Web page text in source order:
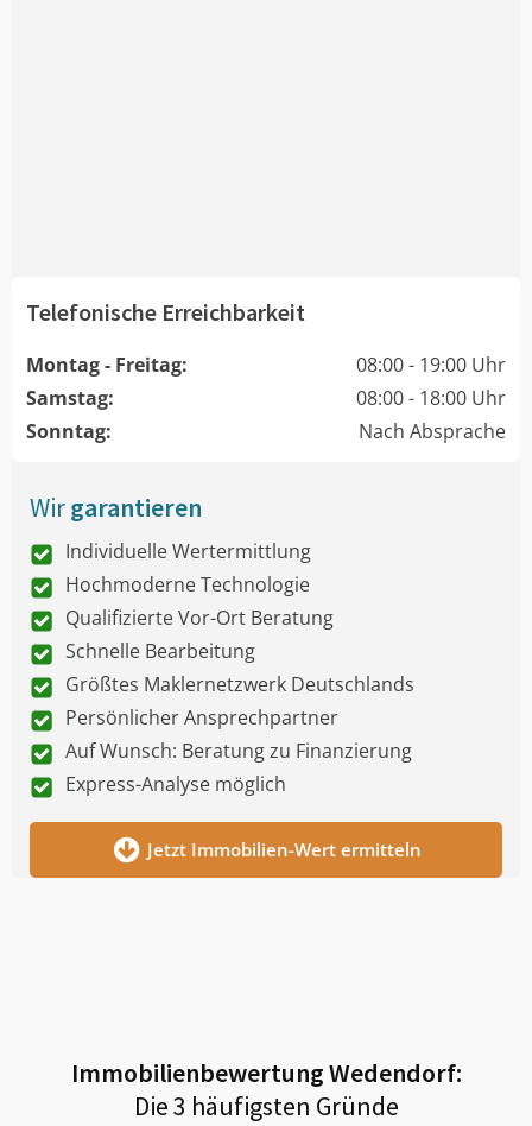
Telefonische Erreichbarkeit
Montag - Freitag:
08:00 - 19:00 Uhr
Samstag:
08:00 - 18:00 Uhr
Sonntag:
Nach Absprache
Wirgarantieren
Individuelle Wertermittlung
Hochmoderne Technologie
Qualifizierte Vor-Ort Beratung
Schnelle Bearbeitung
Größtes Maklernetzwerk Deutschlands
Persönlicher Ansprechpartner
Auf Wunsch: Beratung zu Finanzierung
Express-Analyse möglich
Jetzt Immobilien-Wert ermitteln
ImmobilienbewertungWedendorf:
Die 3 häufigsten Gründe